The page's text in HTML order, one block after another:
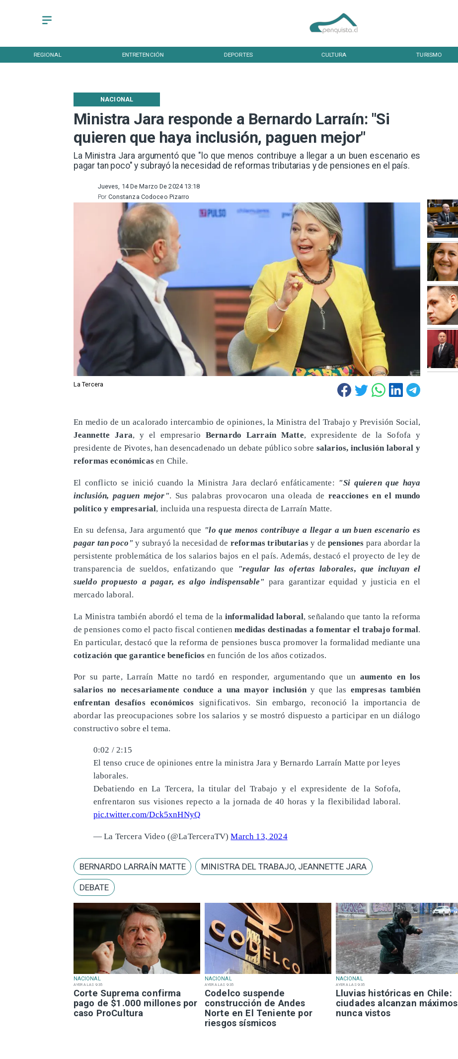
REGIONAL ENTRETENCIÓN DEPORTES CULTURA TURISMO
Ministra Jara responde a Bernardo Larraín: "Si
quieren que haya inclusión, paguen mejor"
La Ministra Jara argumentó que "lo que menos contribuye a llegar a un buen escenario es
pagar tan poco" y subrayó la necesidad de reformas tributarias y de pensiones en el país.
NACIONAL
Jueves, 14 De Marzo De 2024 13:18
Constanza Codoceo Pizarro
Por
La Tercera
NACIONAL
AYER A LAS 9:35
Corte Suprema confirma
pago de $1.000 millones por
caso ProCultura
NACIONAL
AYER A LAS 9:35
Codelco suspende
construcción de Andes
Norte en El Teniente por
riesgos sísmicos
NACIONAL
AYER A LAS 9:35
Lluvias históricas en Chile:
ciudades alcanzan máximos
nunca vistos
En medio de un acalorado intercambio de opiniones, la Ministra del Trabajo y Previsión Social,
Jeannette Jara, y el empresario Bernardo Larraín Matte, expresidente de la Sofofa y
presidente de Pivotes, han desencadenado un debate público sobre salarios, inclusión laboral y
reformas económicasen Chile.
​El conflicto se inició cuando la Ministra Jara declaró enfáticamente: "Si quieren que haya
inclusión, paguen mejor". Sus palabras provocaron una oleada dereacciones en el mundo
político y empresarial, incluida una respuesta directa de Larraín Matte.
​En su defensa, Jara argumentó que "lo que menos contribuye a llegar a un buen escenario es
pagar tan poco" y subrayó la necesidad de reformas tributariasy de pensiones para abordar la
persistente problemática de los salarios bajos en el país. Además, destacó el proyecto de ley de
transparencia de sueldos, enfatizando que
"regular las ofertas laborales, que incluyan el
sueldo propuesto a pagar, es algo indispensable" para garantizar equidad y justicia en el
mercado laboral.
​La Ministra también abordó el tema de la informalidad laboral, señalando que tanto la reforma
de pensiones como el pacto fiscal contienenmedidas destinadas a fomentar el trabajo formal.
En particular, destacó que la reforma de pensiones busca promover la formalidad mediante una
cotización que garantice beneficios en función de los años cotizados.
​Por su parte, Larraín Matte no tardó en responder, argumentando que unaumento en los
salarios no necesariamente conduce a una mayor inclusióny que las empresas también
enfrentan desafíos económicos significativos. Sin embargo, reconoció la importancia de
abordar las preocupaciones sobre los salarios y se mostró dispuesto a participar en un diálogo
constructivo sobre el tema.
0:02 / 2:15
El tenso cruce de opiniones entre la ministra Jara y Bernardo Larraín Matte por leyes
laborales.
Debatiendo en La Tercera, la titular del Trabajo y el expresidente de la Sofofa,
enfrentaron sus visiones repecto a la jornada de 40 horas y la flexibilidad laboral.
pic.twitter.com/Dck5xnHNyQ
— La Tercera Video (@LaTerceraTV)March 13, 2024
BERNARDO LARRAÍN MATTE MINISTRA DEL TRABAJO, JEANNETTE JARA
DEBATE